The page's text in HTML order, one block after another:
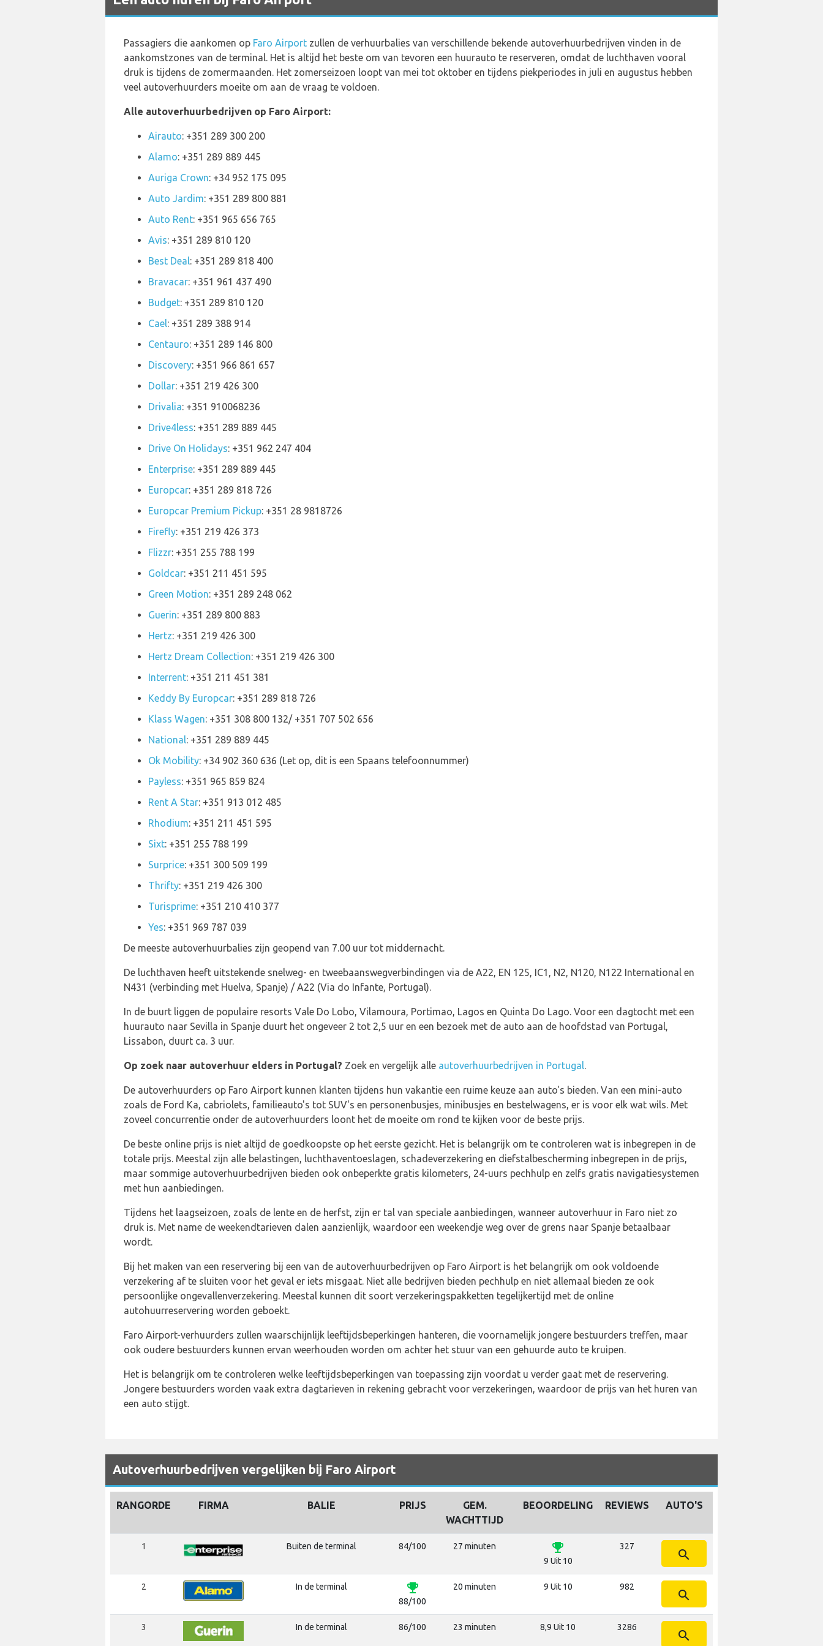
Passagiers die aankomen op Faro Airport zullen de verhuurbalies van verschillende bekende autoverhuurbedrijven vinden in de
aankomstzones van de terminal. Het is altijd het beste om van tevoren een huurauto te reserveren, omdat de luchthaven vooral
druk is tijdens de zomermaanden. Het zomerseizoen loopt van mei tot oktober en tijdens piekperiodes in juli en augustus hebben
veel autoverhuurders moeite om aan de vraag te voldoen.
Alle autoverhuurbedrijven op Faro Airport:
Airauto: +351 289 300 200
Alamo: +351 289 889 445
Auriga Crown: +34 952 175 095
Auto Jardim: +351 289 800 881
Auto Rent: +351 965 656 765
Avis: +351 289 810 120
Best Deal: +351 289 818 400
Bravacar: +351 961 437 490
Budget: +351 289 810 120
Cael: +351 289 388 914
Centauro: +351 289 146 800
Discovery: +351 966 861 657
Dollar: +351 219 426 300
Drivalia: +351 910068236
Drive4less: +351 289 889 445
Drive On Holidays: +351 962 247 404
Enterprise: +351 289 889 445
Europcar: +351 289 818 726
Europcar Premium Pickup: +351 28 9818726
Firefly: +351 219 426 373
Flizzr: +351 255 788 199
Goldcar: +351 211 451 595
Green Motion: +351 289 248 062
Guerin: +351 289 800 883
Hertz: +351 219 426 300
Hertz Dream Collection: +351 219 426 300
Interrent: +351 211 451 381
Keddy By Europcar: +351 289 818 726
Klass Wagen: +351 308 800 132/ +351 707 502 656
National: +351 289 889 445
Ok Mobility: +34 902 360 636 (Let op, dit is een Spaans telefoonnummer)
Payless: +351 965 859 824
Rent A Star: +351 913 012 485
Rhodium: +351 211 451 595
Sixt: +351 255 788 199
Surprice: +351 300 509 199
Thrifty: +351 219 426 300
Turisprime: +351 210 410 377
Yes: +351 969 787 039
De meeste autoverhuurbalies zijn geopend van 7.00 uur tot middernacht.
De luchthaven heeft uitstekende snelweg- en tweebaanswegverbindingen via de A22, EN 125, IC1, N2, N120, N122 International en
N431 (verbinding met Huelva, Spanje) / A22 (Via do Infante, Portugal).
In de buurt liggen de populaire resorts Vale Do Lobo, Vilamoura, Portimao, Lagos en Quinta Do Lago. Voor een dagtocht met een
huurauto naar Sevilla in Spanje duurt het ongeveer 2 tot 2,5 uur en een bezoek met de auto aan de hoofdstad van Portugal,
Lissabon, duurt ca. 3 uur.
Op zoek naar autoverhuur elders in Portugal? Zoek en vergelijk alle autoverhuurbedrijven in Portugal.
De autoverhuurders op Faro Airport kunnen klanten tijdens hun vakantie een ruime keuze aan auto's bieden. Van een mini-auto
zoals de Ford Ka, cabriolets, familieauto's tot SUV's en personenbusjes, minibusjes en bestelwagens, er is voor elk wat wils. Met
zoveel concurrentie onder de autoverhuurders loont het de moeite om rond te kijken voor de beste prijs.
De beste online prijs is niet altijd de goedkoopste op het eerste gezicht. Het is belangrijk om te controleren wat is inbegrepen in de
totale prijs. Meestal zijn alle belastingen, luchthaventoeslagen, schadeverzekering en diefstalbescherming inbegrepen in de prijs,
maar sommige autoverhuurbedrijven bieden ook onbeperkte gratis kilometers, 24-uurs pechhulp en zelfs gratis navigatiesystemen
met hun aanbiedingen.
Tijdens het laagseizoen, zoals de lente en de herfst, zijn er tal van speciale aanbiedingen, wanneer autoverhuur in Faro niet zo
druk is. Met name de weekendtarieven dalen aanzienlijk, waardoor een weekendje weg over de grens naar Spanje betaalbaar
wordt.
Bij het maken van een reservering bij een van de autoverhuurbedrijven op Faro Airport is het belangrijk om ook voldoende
verzekering af te sluiten voor het geval er iets misgaat. Niet alle bedrijven bieden pechhulp en niet allemaal bieden ze ook
persoonlijke ongevallenverzekering. Meestal kunnen dit soort verzekeringspakketten tegelijkertijd met de online
autohuurreservering worden geboekt.
Faro Airport-verhuurders zullen waarschijnlijk leeftijdsbeperkingen hanteren, die voornamelijk jongere bestuurders treffen, maar
ook oudere bestuurders kunnen ervan weerhouden worden om achter het stuur van een gehuurde auto te kruipen.
Het is belangrijk om te controleren welke leeftijdsbeperkingen van toepassing zijn voordat u verder gaat met de reservering.
Jongere bestuurders worden vaak extra dagtarieven in rekening gebracht voor verzekeringen, waardoor de prijs van het huren van
een auto stijgt.
Autoverhuurbedrijven vergelijken bij Faro Airport
RANGORDE FIRMA BALIE PRIJS
GEM.
WACHTTIJD
BEOORDELING REVIEWS AUTO'S
1 Buiten de terminal 84/100 27 minuten emoji_events
9 Uit 10
327
search
2 In de terminal emoji_events
88/100
20 minuten 9 Uit 10 982
search
3 In de terminal 86/100 23 minuten 8,9 Uit 10 3286
search